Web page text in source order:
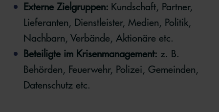
Externe Zielgruppen: Kundschaft, Partner,
Lieferanten, Dienstleister, Medien, Politik,
Nachbarn, Verbände, Aktionäre etc.
Beteiligte im Krisenmanagement: z. B.
Behörden, Feuerwehr, Polizei, Gemeinden,
Datenschutz etc.